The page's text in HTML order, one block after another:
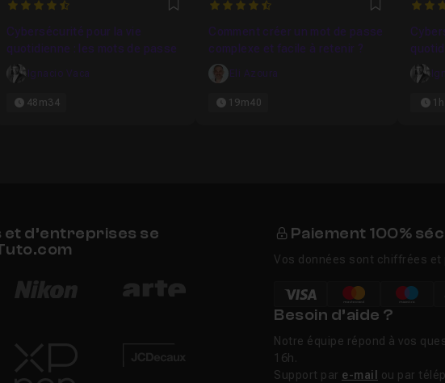
4.4285714285714 Favori
Cybersécurité pour la vie
quotidienne : les mots de passe
Ignacio Vaca
48m34
4.8333333333333 Favori
Comment créer un mot de passe
complexe et facile à retenir ?
Eli Azoura
19m40
5
d’entreprises se
Paiement 100%
Vos données sont chiffrées
Besoin d’aide ?
Notre équipe répond à vos
16h.
Support par e-mail ou par